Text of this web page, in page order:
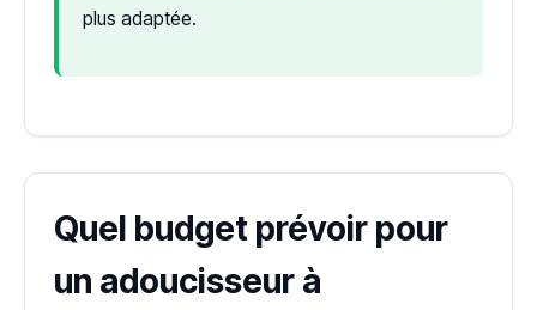
plus adaptée.
Quel budget prévoir pour
un adoucisseur à